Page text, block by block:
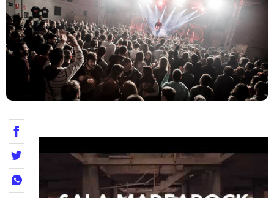
Teatre
Internet
Llibres
La Llista